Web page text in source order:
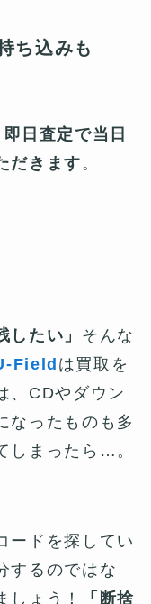
ち込みも
即日査定で当日
だきます。
したい」 そんな
Field は買取を
、CDやダウン
なったものも多
しまったら…。
ードを探してい
するのではな
しょう！
「断捨